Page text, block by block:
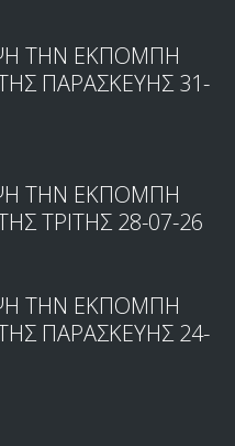
ΤΗΝ ΕΚΠΟΜΠΗ
ΤΗΣ ΠΑΡΑΣΚΕΥΗΣ 31-
ΤΗΝ ΕΚΠΟΜΠΗ
ΤΡΙΤΗΣ 28-07-26
ΤΗΝ ΕΚΠΟΜΠΗ
ΤΗΣ ΠΑΡΑΣΚΕΥΗΣ 24-